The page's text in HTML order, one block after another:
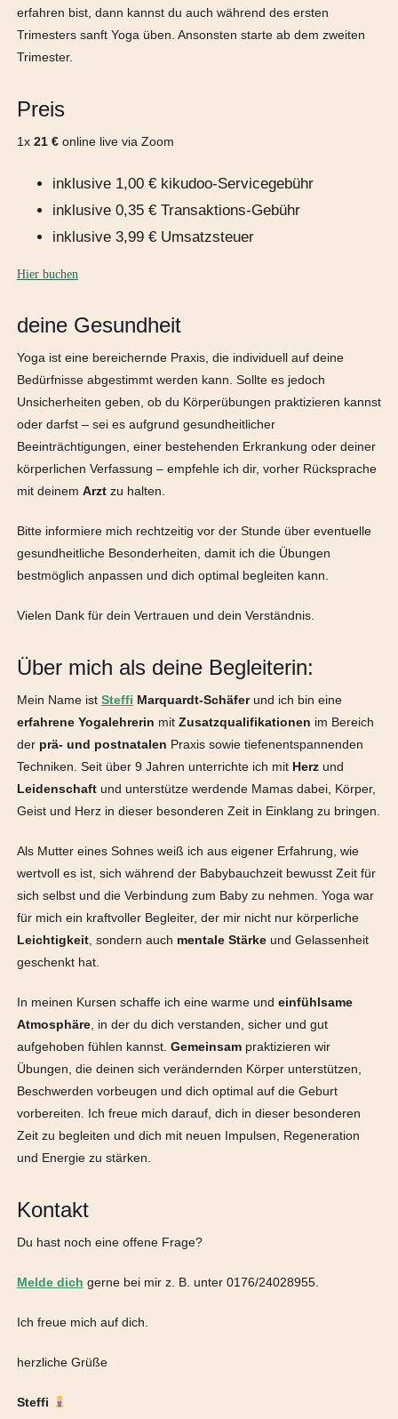
erfahren bist, dann kannst du auch während des ersten
Trimesters sanft Yoga üben. Ansonsten starte ab dem zweiten
Trimester.
Preis
1x21 €online live via Zoom
inklusive 1,00 € kikudoo-Servicegebühr
inklusive 0,35 € Transaktions-Gebühr
inklusive 3,99 € Umsatzsteuer
Hier buchen
deine Gesundheit
Yoga ist eine bereichernde Praxis, die individuell auf deine
Bedürfnisse abgestimmt werden kann. Sollte es jedoch
Unsicherheiten geben, ob du Körperübungen praktizieren kannst
oder darfst – sei es aufgrund gesundheitlicher
Beeinträchtigungen, einer bestehenden Erkrankung oder deiner
körperlichen Verfassung – empfehle ich dir, vorher Rücksprache
mit deinem Arztzu halten.
Bitte informiere mich rechtzeitig vor der Stunde über eventuelle
gesundheitliche Besonderheiten, damit ich die Übungen
bestmöglich anpassen und dich optimal begleiten kann.
Vielen Dank für dein Vertrauen und dein Verständnis.
Über mich als deine Begleiterin:
Mein Name ist Steffi Marquardt-Schäferund ich bin eine
erfahrene Yogalehrerin mit Zusatzqualifikationen im Bereich
derprä- und postnatalen Praxis sowie tiefenentspannenden
Techniken. Seit über 9 Jahren unterrichte ich mit Herzund
Leidenschaftund unterstütze werdende Mamas dabei, Körper,
Geist und Herz in dieser besonderen Zeit in Einklang zu bringen.
Als Mutter eines Sohnes weiß ich aus eigener Erfahrung, wie
wertvoll es ist, sich während der Babybauchzeit bewusst Zeit für
sich selbst und die Verbindung zum Baby zu nehmen. Yoga war
für mich ein kraftvoller Begleiter, der mir nicht nur körperliche
Leichtigkeit, sondern auch mentale Stärkeund Gelassenheit
geschenkt hat.
In meinen Kursen schaffe ich eine warme und einfühlsame
Atmosphäre, in der du dich verstanden, sicher und gut
aufgehoben fühlen kannst. Gemeinsampraktizieren wir
Übungen, die deinen sich verändernden Körper unterstützen,
Beschwerden vorbeugen und dich optimal auf die Geburt
vorbereiten. Ich freue mich darauf, dich in dieser besonderen
Zeit zu begleiten und dich mit neuen Impulsen, Regeneration
und Energie zu stärken.
Kontakt
Du hast noch eine offene Frage?
Melde dich gerne bei mir z. B. unter 0176/24028955.
Ich freue mich auf dich.
herzliche Grüße
Steffi